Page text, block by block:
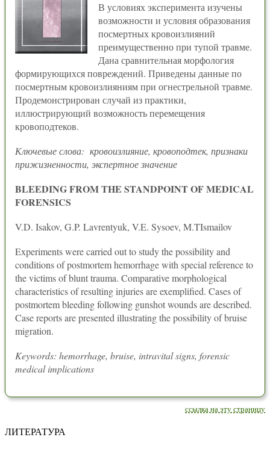
В условиях эксперимента изучены
возможности и условия образования
посмертных кровоизлияний
преимущественно при тупой травме.
Дана сравнительная морфология
формирующихся повреждений. Приведены данные по
посмертным кровоизлияниям при огнестрельной травме.
Продемонстрирован случай из практики,
иллюстрирующий возможность перемещения
кровоподтеков.
Ключевые слова: кровоизлияние, кровоподтек, признаки
прижизненности, экспертное значение
BLEEDING FROM THE STANDPOINT OF MEDICAL
FORENSICS
V.D. Isakov, G.P. Lavrentyuk, V.E. Sysoev, M.TIsmailov
Experiments were carried out to study the possibility and
conditions of postmortem hemorrhage with special reference to
the victims of blunt trauma. Comparative morphological
characteristics of resulting injuries are exemplified. Cases of
postmortem bleeding following gunshot wounds are described.
Case reports are presented illustrating the possibility of bruise
migration.
Keywords: hemorrhage, bruise, intravital signs, forensic
medical implications
ссылка на эту страницу
ЛИТЕРАТУРА